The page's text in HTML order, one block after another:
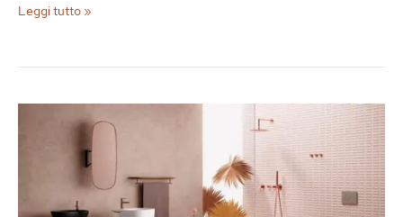
Arredamento
Chic:
Leggi tutto »